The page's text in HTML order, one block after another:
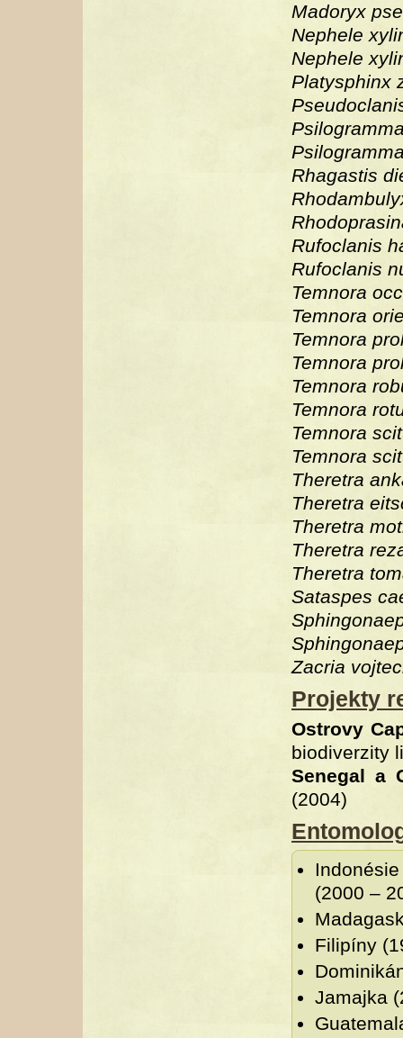
Madoryx
Nephele
Nephele
Platysphinx
Rhagastis
Rufoclanis
Rufoclanis
Temnora
Temnora
Temnora
Temnora
Temnora
Temnora
Temnora
Temnora
Theretra
Theretra
Theretra
Theretra
Theretra
Sataspes
Zacria
Projekty
Ostrovy
biodiverzity
Senegal a
(2004)
(2000 –
Filipíny
Jamajka